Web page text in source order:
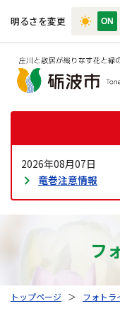
明るさを変更
2026年08月07日
竜巻注意情報
フ
トップページ ＞ フォトラ